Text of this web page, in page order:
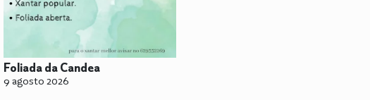
Foliada da Candea
9 agosto 2026